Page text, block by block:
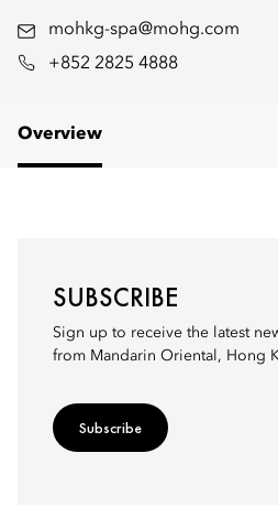
mohkg-spa@mohg.com
+852 2825 4888
Overview
SUBSCRIBE
Sign up to receive the latest
from Mandarin Oriental, Hong
Subscribe